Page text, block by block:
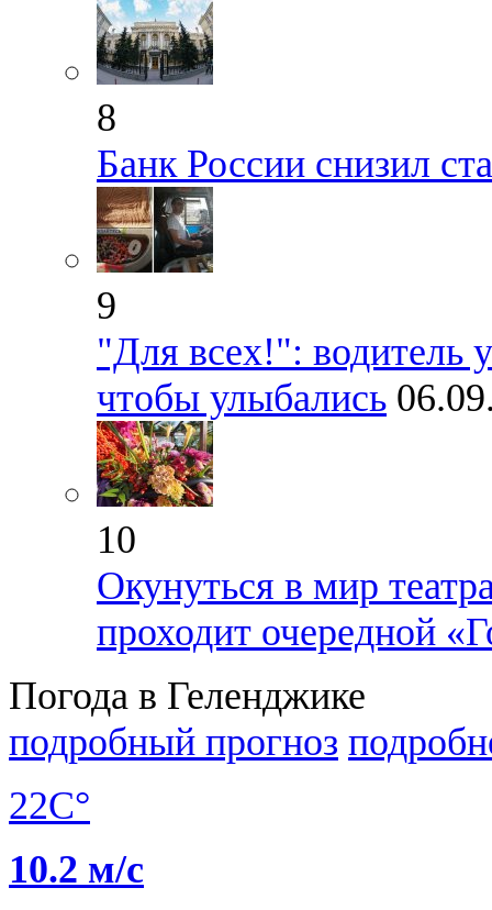
8
Банк России снизил
9
"Для всех!": водитель
чтобы улыбались
10
Окунуться в мир
проходит очередной
Погода в Геленджике
подробный прогноз
22C°
10.2 м/с